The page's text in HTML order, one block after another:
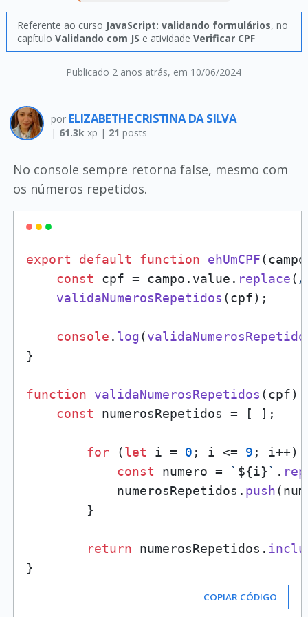
Publicado 2 anos atrás, em 10/06/2024
Referente ao curso JavaScript: validando formulários, no
capítulo Validando com JS e atividade Verificar CPF
por ELIZABETHE CRISTINA DA SILVA
| 61.3kxp | 21 posts
No console sempre retorna false, mesmo com
os números repetidos.
export default function ehUmCPF(campo
const cpf = campo. value . replace(
validaNumerosRepetidos (cpf);
console . log(
}
function validaNumerosRepetidos (cpf)
const numerosRepetidos = [ ];
for (let i = 0 ; i <= 9 ; i++)
const numero = ` ${i}` .
            numerosRepetidos.
push
        }
return numerosRepetidos.
COPIAR CÓDIGO